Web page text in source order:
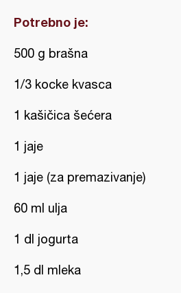
Potrebno je:
500 g brašna
1/3 kocke kvasca
1 kašičica šećera
1 jaje
1 jaje (za premazivanje)
60 ml ulja
1 dl jogurta
1,5 dl mleka